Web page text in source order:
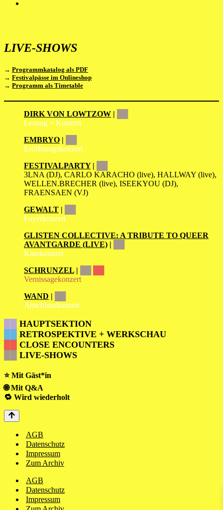
LIVE-SHOWS
→ Programmkatalog als PDF
→ Festivalpässe im Onlineshop
→ Programm als Timetable
DIRK VON LOWTZOW |
Lesung + Konzert
EMBRYO |
Eröffnungskonzert
FESTIVALPARTY|
3LNA (DJ), CARLO KARACHO (live), HALLWAY (live),
WELLEN.BRECHER (live), ISEEKYOU (DJ),
FRAENSAEN (VJ)
GEWALT |
Foyerkonzert
GLISTEN COLLECTIVE: A TRIBUTE TO QUEER
AVANTGARDE (LIVE) |
Kinokonzert
SCHRUNZEL |
Vernissagekonzert
WAND |
Abschlusskonzert
HAUPTSEKTION
RETROSPEKTIVE + WERKSCHAU
CLOSE ENCOUNTERS
LIVE-SHOWS
⭐ Mit Gäst*in
🌐 Mit Q&A
🔁 Wird wiederholt
AGB
Datenschutz
Impressum
Zum Archiv
AGB
Datenschutz
Impressum